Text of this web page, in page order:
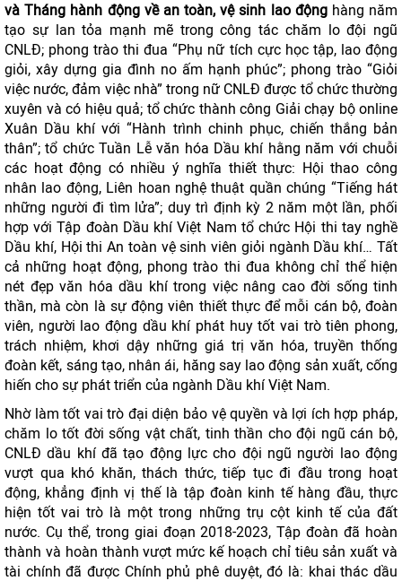
và Tháng hành động về an toàn, vệ sinh lao động hàng năm
tạo sự lan tỏa mạnh mẽ trong công tác chăm lo đội ngũ
CNLĐ; phong trào thi đua “Phụ nữ tích cực học tập, lao động
giỏi, xây dựng gia đình no ấm hạnh phúc”; phong trào “Giỏi
việc nước, đảm việc nhà” trong nữ CNLĐ được tổ chức thường
xuyên và có hiệu quả; tổ chức thành công Giải chạy bộ online
Xuân Dầu khí với “Hành trình chinh phục, chiến thắng bản
thân”; tổ chức Tuần Lễ văn hóa Dầu khí hằng năm với chuỗi
các hoạt động có nhiều ý nghĩa thiết thực: Hội thao công
nhân lao động, Liên hoan nghệ thuật quần chúng “Tiếng hát
những người đi tìm lửa”; duy trì định kỳ 2 năm một lần, phối
hợp với Tập đoàn Dầu khí Việt Nam tổ chức Hội thi tay nghề
Dầu khí, Hội thi An toàn vệ sinh viên giỏi ngành Dầu khí… Tất
cả những hoạt động, phong trào thi đua không chỉ thể hiện
nét đẹp văn hóa dầu khí trong việc nâng cao đời sống tinh
thần, mà còn là sự động viên thiết thực để mỗi cán bộ, đoàn
viên, người lao động dầu khí phát huy tốt vai trò tiên phong,
trách nhiệm, khơi dậy những giá trị văn hóa, truyền thống
đoàn kết, sáng tạo, nhân ái, hăng say lao động sản xuất, cống
hiến cho sự phát triển của ngành Dầu khí Việt Nam.
Nhờ làm tốt vai trò đại diện bảo vệ quyền và lợi ích hợp pháp,
chăm lo tốt đời sống vật chất, tinh thần cho đội ngũ cán bộ,
CNLĐ dầu khí đã tạo động lực cho đội ngũ người lao động
vượt qua khó khăn, thách thức, tiếp tục đi đầu trong hoạt
động, khẳng định vị thế là tập đoàn kinh tế hàng đầu, thực
hiện tốt vai trò là một trong những trụ cột kinh tế của đất
nước. Cụ thể, trong giai đoạn 2018-2023, Tập đoàn đã hoàn
thành và hoàn thành vượt mức kế hoạch chỉ tiêu sản xuất và
tài chính đã được Chính phủ phê duyệt, đó là: khai thác dầu